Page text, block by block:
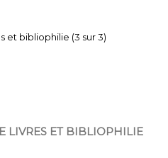
LIVRES ET BIBLIOPHILIE